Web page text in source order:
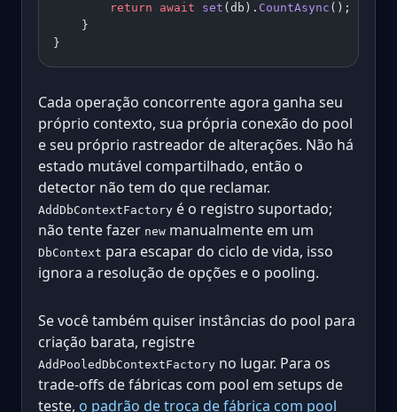
        return
await set (db). CountAsync ();
    }
}
Cada operação concorrente agora ganha seu
próprio contexto, sua própria conexão do pool
e seu próprio rastreador de alterações. Não há
estado mutável compartilhado, então o
detector não tem do que reclamar.
AddDbContextFactory é o registro suportado;
não tente fazer new manualmente em um
DbContext para escapar do ciclo de vida, isso
ignora a resolução de opções e o pooling.
Se você também quiser instâncias do pool para
criação barata, registre
AddPooledDbContextFactory no lugar. Para os
trade-offs de fábricas com pool em setups de
teste, o padrão de troca de fábrica com pool